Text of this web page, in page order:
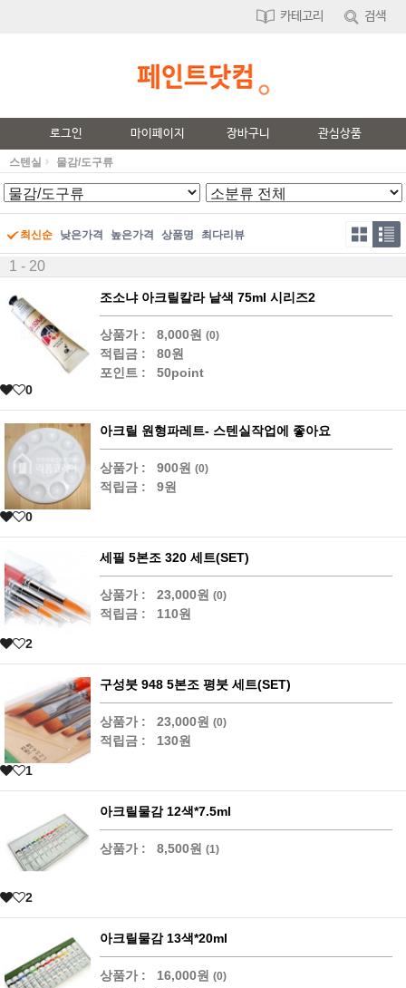
카테고리 검색
로그인 마이페이지 장바구니 관심상품
스텐실 물감/도구류
최신순 낮은가격 높은가격 상품명 최다리뷰
1 - 20
조소냐 아크릴칼라 낱색 75ml 시리즈2
상품가 : 8,000원 (0)
적립금 :
80원
포인트 :
50point
0
아크릴 원형파레트- 스텐실작업에 좋아요
상품가 : 900원 (0)
적립금 : 9원
0
세필 5본조 320 세트(SET)
상품가 : 23,000원 (0)
적립금 : 110원
2
구성붓 948 5본조 평붓 세트(SET)
상품가 : 23,000원 (0)
적립금 : 130원
1
아크릴물감 12색*7.5ml
상품가 : 8,500원 (1)
2
아크릴물감 13색*20ml
상품가 : 16,000원 (0)